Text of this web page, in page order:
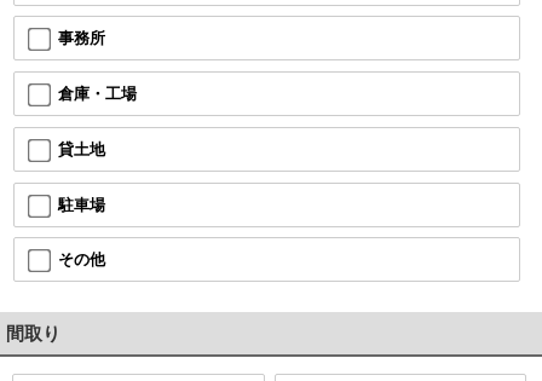
事務所
倉庫・工場
貸土地
駐車場
その他
間取り